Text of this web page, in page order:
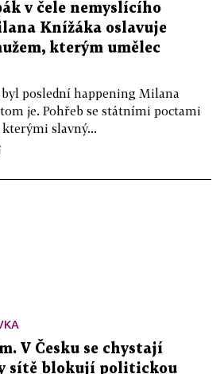
v čele nemyslícího
Knížáka oslavuje
kterým umělec
poslední happening Milana
je. Pohřeb se státními poctami
slavný...
V Česku se chystají
sítě blokují politickou